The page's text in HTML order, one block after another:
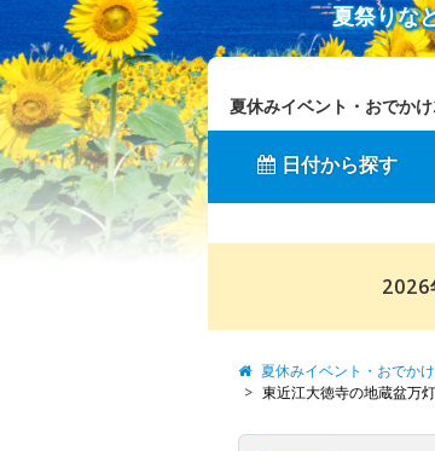
夏祭りな
夏休みイベント・おでか
日付から探す
2026
夏休みイベント・おでか
東近江大徳寺の地蔵盆万